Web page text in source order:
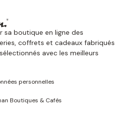
sa boutique en ligne des
coffrets et cadeaux fabriqués
avec les meilleurs
personnelles
Boutiques & Cafés